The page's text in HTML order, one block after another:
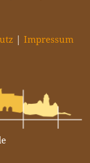
Impressum